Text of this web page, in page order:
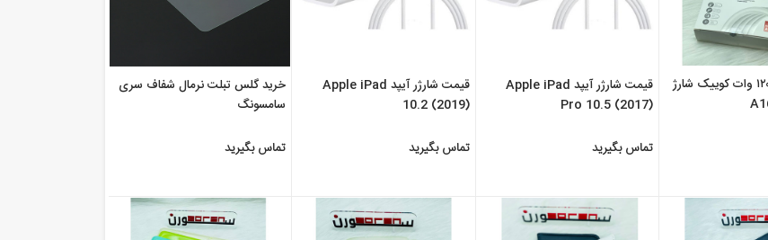
کابل لایتنینگ ۱۲۰ وات کوییک شارژ
قیمت شارژر آیپد Apple iPad
Pro 10.5 (2017)
تماس بگیرید
قیمت شارژر آیپد Apple iPad
10.2 (2019)
تماس بگیرید
خرید گلس تبلت نرمال شفاف سری
سامسونگ
تماس بگیرید